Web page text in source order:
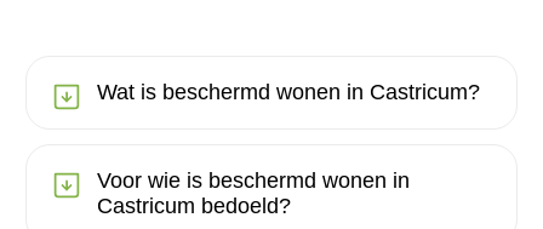
Wat is beschermd wonen in Castricum?
Voor wie is beschermd wonen in
Castricum bedoeld?